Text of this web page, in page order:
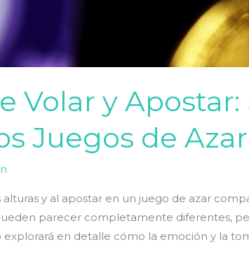
Volar y
Juegos de Azar
y al apostar en un juego de azar
parecer completamente diferentes,
explorará en detalle cómo la emoción y la